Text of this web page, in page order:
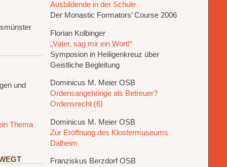
und
Thema
Ausbildende in der Schule
Der Monastic Formators’ Course 2006
Florian Kolbinger
„Vater, sag mir ein Wort!“
Symposion in Heiligenkreuz über
Geistliche Begleitung
Dominicus M. Meier OSB
Ordensangehörige als Betreuer?
Ordensrecht (6)
Dominicus M. Meier OSB
Zur Eröffnung des Klostermuseums
Dalheim
Franziskus Berzdorf OSB